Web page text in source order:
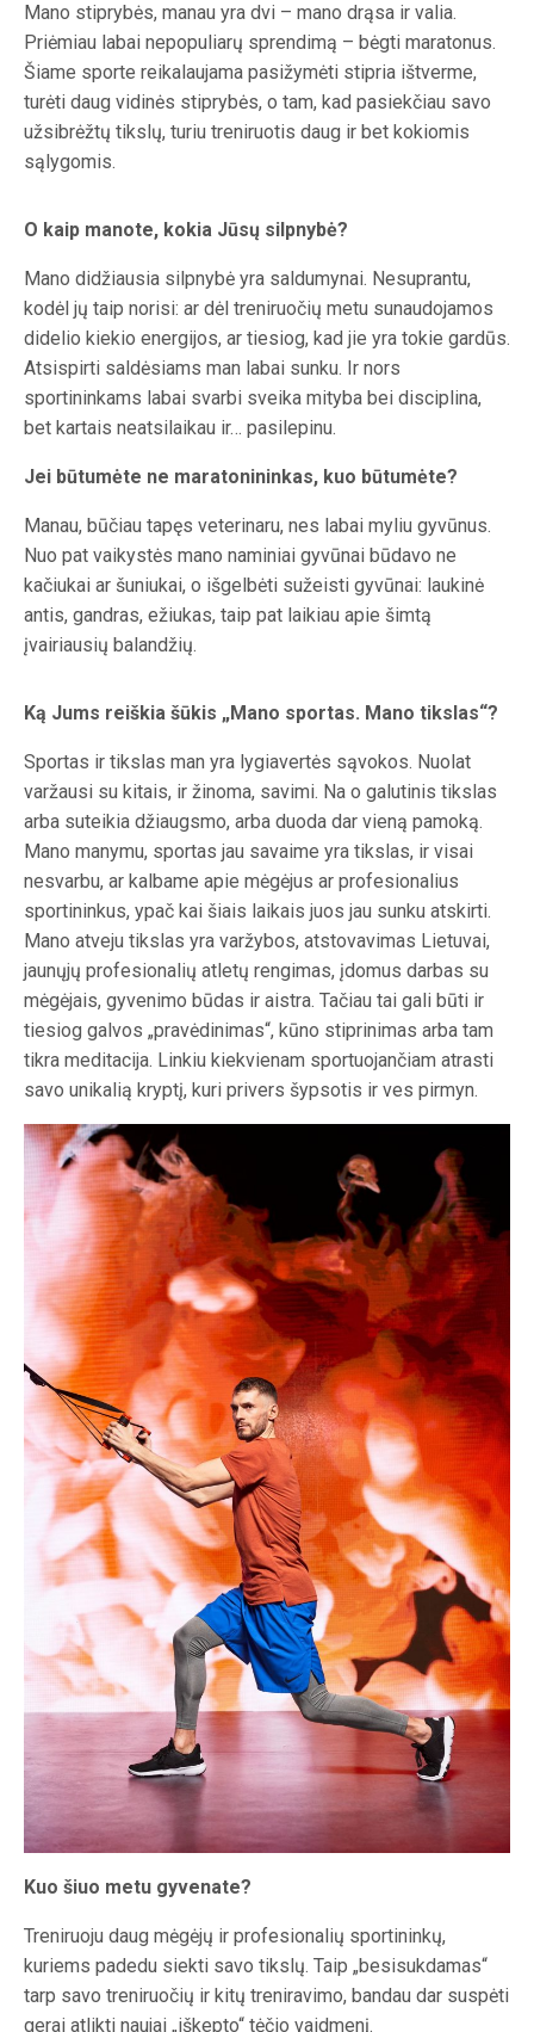
Mano stiprybės, manau yra dvi – mano drąsa ir valia.
Priėmiau labai nepopuliarų sprendimą – bėgti maratonus.
Šiame sporte reikalaujama pasižymėti stipria ištverme,
turėti daug vidinės stiprybės, o tam, kad pasiekčiau savo
užsibrėžtų tikslų, turiu treniruotis daug ir bet kokiomis
sąlygomis.
O kaip manote, kokia Jūsų silpnybė?
Mano didžiausia silpnybė yra saldumynai. Nesuprantu,
kodėl jų taip norisi: ar dėl treniruočių metu sunaudojamos
didelio kiekio energijos, ar tiesiog, kad jie yra tokie gardūs.
Atsispirti saldėsiams man labai sunku. Ir nors
sportininkams labai svarbi sveika mityba bei disciplina,
bet kartais neatsilaikau ir… pasilepinu.
Jei būtumėte ne maratonininkas, kuo būtumėte?
Manau, būčiau tapęs veterinaru, nes labai myliu gyvūnus.
Nuo pat vaikystės mano naminiai gyvūnai būdavo ne
kačiukai ar šuniukai, o išgelbėti sužeisti gyvūnai: laukinė
antis, gandras, ežiukas, taip pat laikiau apie šimtą
įvairiausių balandžių.
Ką Jums reiškia šūkis „Mano sportas. Mano tikslas“?
Sportas ir tikslas man yra lygiavertės sąvokos. Nuolat
varžausi su kitais, ir žinoma, savimi. Na o galutinis tikslas
arba suteikia džiaugsmo, arba duoda dar vieną pamoką.
Mano manymu, sportas jau savaime yra tikslas, ir visai
nesvarbu, ar kalbame apie mėgėjus ar profesionalius
sportininkus, ypač kai šiais laikais juos jau sunku atskirti.
Mano atveju tikslas yra varžybos, atstovavimas Lietuvai,
jaunųjų profesionalių atletų rengimas, įdomus darbas su
mėgėjais, gyvenimo būdas ir aistra. Tačiau tai gali būti ir
tiesiog galvos „pravėdinimas“, kūno stiprinimas arba tam
tikra meditacija. Linkiu kiekvienam sportuojančiam atrasti
savo unikalią kryptį, kuri privers šypsotis ir ves pirmyn.
Kuo šiuo metu gyvenate?
Treniruoju daug mėgėjų ir profesionalių sportininkų,
kuriems padedu siekti savo tikslų. Taip „besisukdamas“
tarp savo treniruočių ir kitų treniravimo, bandau dar suspėti
gerai atlikti naujai „iškepto“ tėčio vaidmenį.